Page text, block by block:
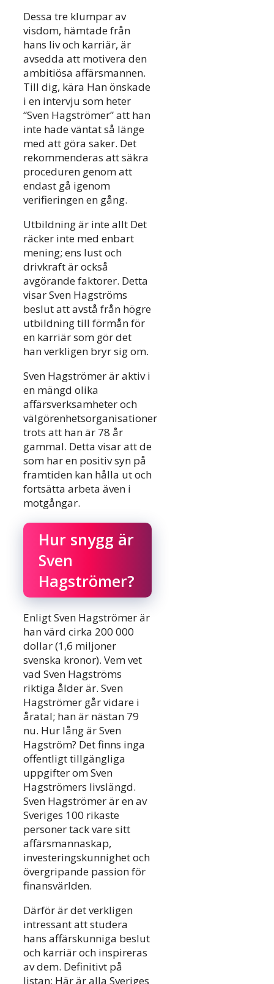
Dessa tre klumpar av
visdom, hämtade från
hans liv och karriär, är
avsedda att motivera den
ambitiösa affärsmannen.
Till dig, kära Han önskade
i en intervju som heter
“Sven Hagströmer” att han
inte hade väntat så länge
med att göra saker. Det
rekommenderas att säkra
proceduren genom att
endast gå igenom
verifieringen en gång.
Utbildning är inte allt Det
räcker inte med enbart
mening; ens lust och
drivkraft är också
avgörande faktorer. Detta
visar Sven Hagströms
beslut att avstå från högre
utbildning till förmån för
en karriär som gör det
han verkligen bryr sig om.
Sven Hagströmer är aktiv i
en mängd olika
affärsverksamheter och
välgörenhetsorganisationer
trots att han är 78 år
gammal. Detta visar att de
som har en positiv syn på
framtiden kan hålla ut och
fortsätta arbeta även i
motgångar.
Hur snygg är
Sven
Hagströmer?
Enligt Sven Hagströmer är
han värd cirka 200 000
dollar (1,6 miljoner
svenska kronor). Vem vet
vad Sven Hagströms
riktiga ålder är. Sven
Hagströmer går vidare i
åratal; han är nästan 79
nu. Hur lång är Sven
Hagström? Det finns inga
offentligt tillgängliga
uppgifter om Sven
Hagströmers livslängd.
Sven Hagströmer är en av
Sveriges 100 rikaste
personer tack vare sitt
affärsmannaskap,
investeringskunnighet och
övergripande passion för
finansvärlden.
Därför är det verkligen
intressant att studera
hans affärskunniga beslut
och karriär och inspireras
av dem. Definitivt på
listan: Här är alla Sveriges